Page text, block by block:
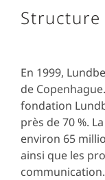
En 1999,
de
fondation
près de 70 %.
environ 65
ainsi que les
communication.